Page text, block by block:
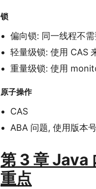
锁
偏向锁: 同一线程不
轻量级锁: 使用 CAS
重量级锁: 使用
原子操作
CAS
ABA 问题, 使用版本
第 3 章 Java
重点